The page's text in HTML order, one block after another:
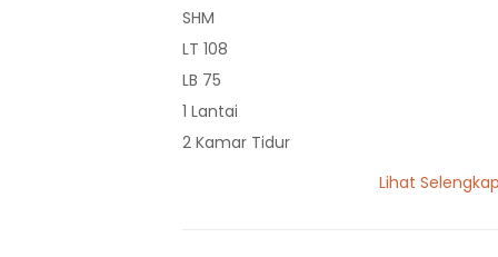
SHM
LT 108
LB 75
1 Lantai
2 Kamar Tidur
Lihat